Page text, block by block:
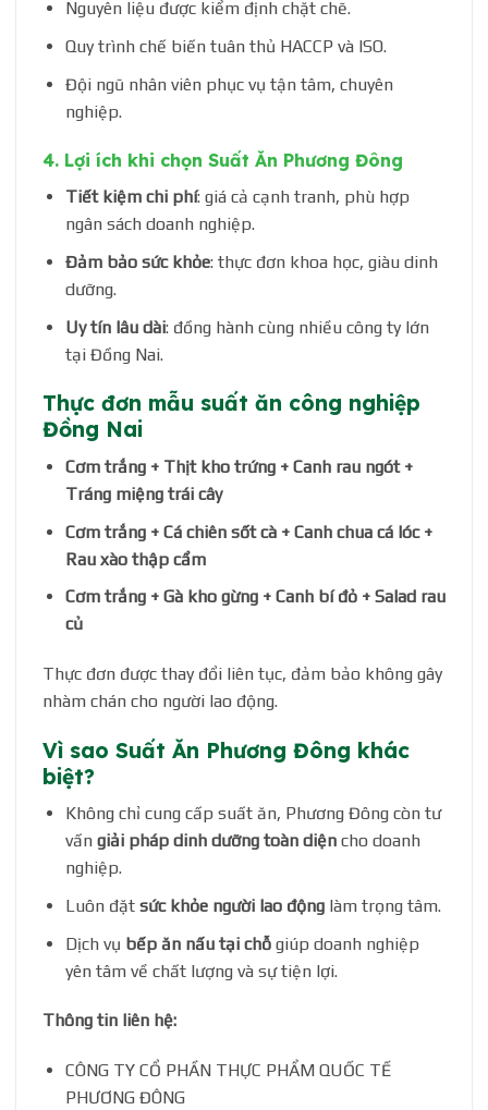
Nguyên liệu được kiểm định chặt chẽ.
Quy trình chế biến tuân thủ HACCP và ISO.
Đội ngũ nhân viên phục vụ tận tâm, chuyên
nghiệp.
4. Lợi ích khi chọn Suất Ăn Phương Đông
Tiết kiệm chi phí: giá cả cạnh tranh, phù hợp
ngân sách doanh nghiệp.
Đảm bảo sức khỏe: thực đơn khoa học, giàu dinh
dưỡng.
Uy tín lâu dài: đồng hành cùng nhiều công ty lớn
tại Đồng Nai.
Thực đơn mẫu suất ăn công nghiệp
Đồng Nai
Cơm trắng + Thịt kho trứng + Canh rau ngót +
Tráng miệng trái cây
Cơm trắng + Cá chiên sốt cà + Canh chua cá lóc +
Rau xào thập cẩm
Cơm trắng + Gà kho gừng + Canh bí đỏ + Salad rau
củ
Thực đơn được thay đổi liên tục, đảm bảo không gây
nhàm chán cho người lao động.
Vì sao Suất Ăn Phương Đông khác
biệt?
Không chỉ cung cấp suất ăn, Phương Đông còn tư
vấn giải pháp dinh dưỡng toàn diệncho doanh
nghiệp.
Luôn đặt sức khỏe người lao độnglàm trọng tâm.
Dịch vụ bếp ăn nấu tại chỗgiúp doanh nghiệp
yên tâm về chất lượng và sự tiện lợi.
Thông tin liên hệ:
CÔNG TY CỔ PHẦN THỰC PHẨM QUỐC TẾ
PHƯƠNG ĐÔNG